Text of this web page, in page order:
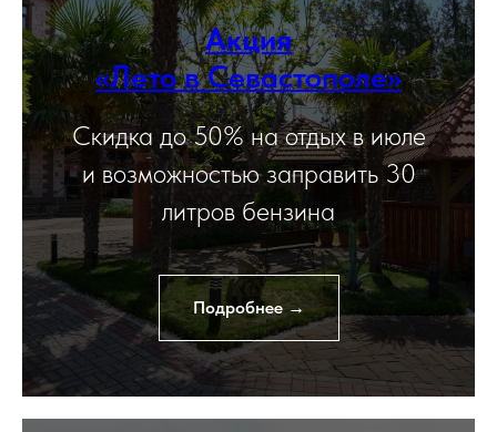
Акция
«Лето в Севастополе»
Скидка до 50% на отдых в июле
и возможностью заправить 30
литров бензина
Подробнее →